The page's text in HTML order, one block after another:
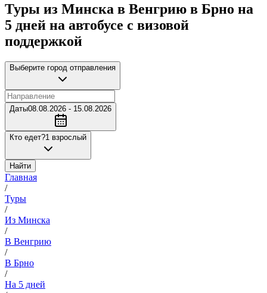
Туры из Минска в Венгрию в Брно на
5 дней на автобусе с визовой
поддержкой
Выберите город отправления
Даты08.08.2026 - 15.08.2026
Кто едет?1 взрослый
Найти
Главная
/
Туры
/
Из Минска
/
В Венгрию
/
В Брно
/
На 5 дней